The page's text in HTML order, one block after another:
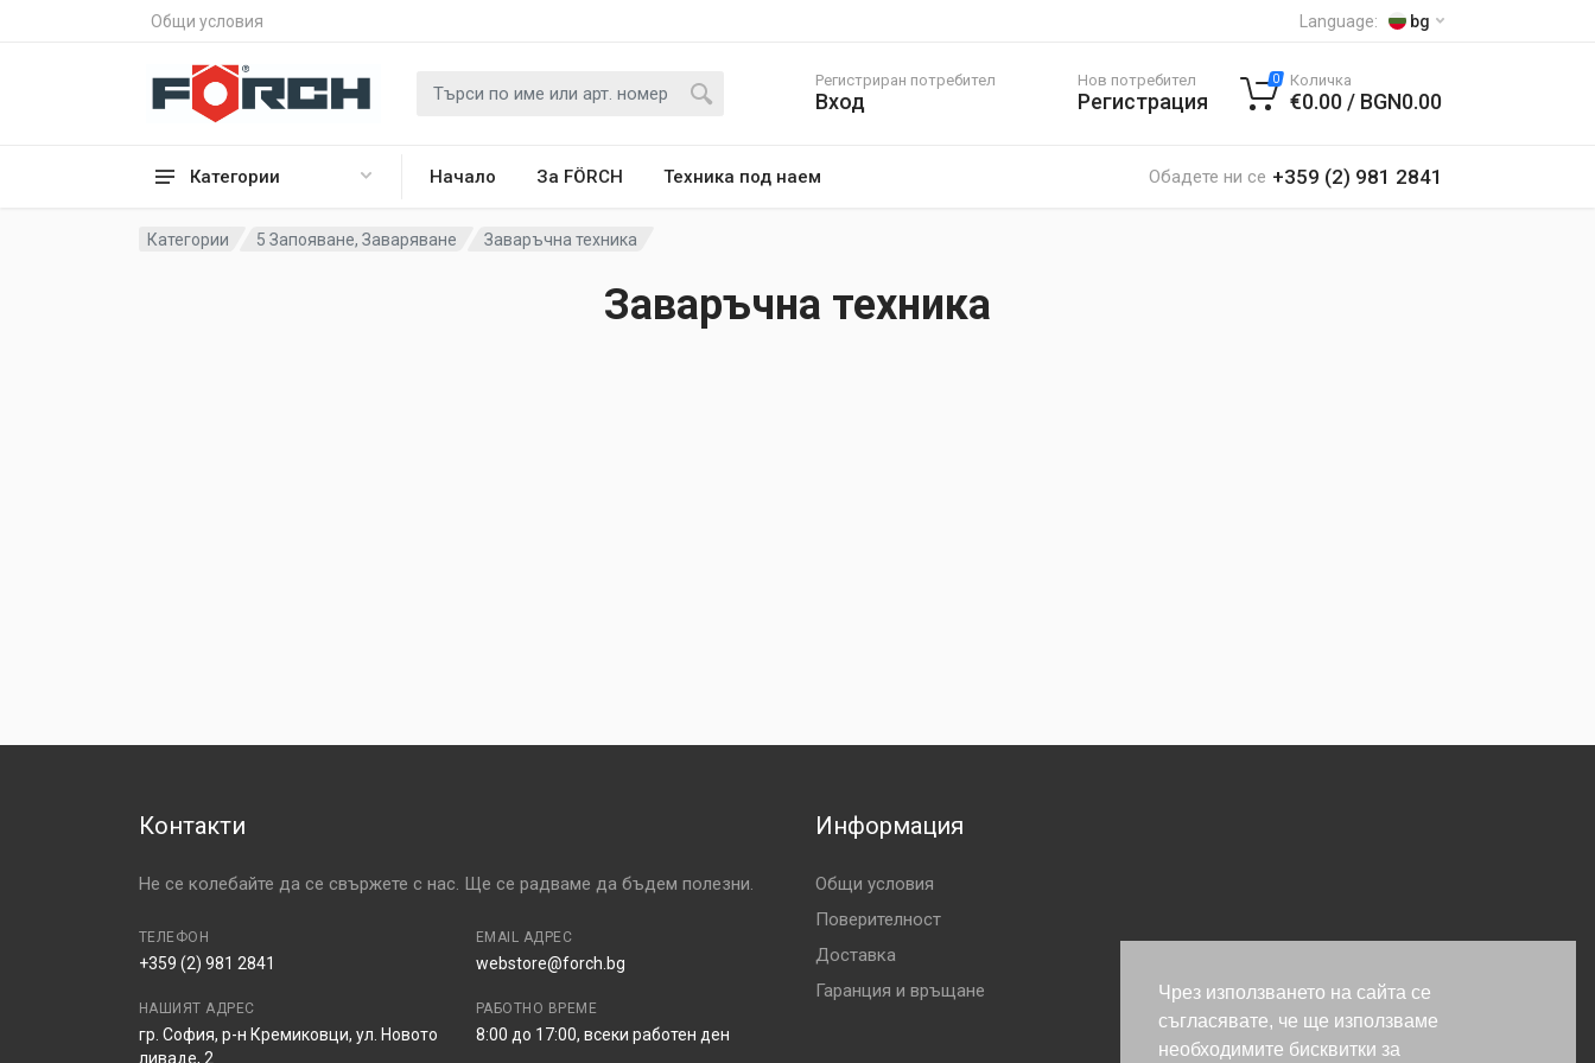
Чрез използването на сайта се
съгласявате, че ще използваме
необходимите бисквитки за
Общи условия Language: bg
Категории Начало За FÖRCH Техника под наем Обадете ни се +359 (2) 981 2841
Регистриран потребител
Вход
Нов потребител
Регистрация
0 Количка
€0.00 / BGN0.00
Категории 5 Запояване, Заваряване Заваръчна техника
Заваръчна техника
Контакти
Не се колебайте да се свържете с нас. Ще се радваме да бъдем полезни.
ТЕЛЕФОН
+359 (2) 981 2841
EMAIL АДРЕС
webstore@forch.bg
НАШИЯТ АДРЕС
гр. София, р-н Кремиковци, ул. Новото
ливаде, 2
РАБОТНО ВРЕМЕ
8:00 до 17:00, всеки работен ден
Информация
Общи условия
Поверителност
Доставка
Гаранция и връщане